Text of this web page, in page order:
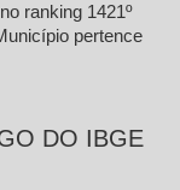
ranking 1421º
pertence
DO IBGE